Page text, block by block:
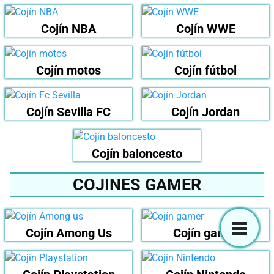
Cojín NBA Cojín WWE
Cojín motos Cojín fútbol
Cojín Sevilla FC Cojín Jordan
Cojín baloncesto
COJINES GAMER
Cojín Among Us Cojín gamer